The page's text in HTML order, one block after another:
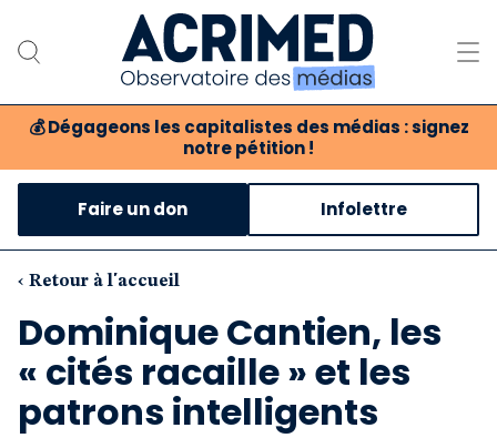
💰 Dégageons les capitalistes des médias : signez
notre pétition !
Notre association
Notre critique des médias
Nos propositions
Notre revue
Boutique
Faire un don Infolettre
‹ Retour à l'accueil
Dominique Cantien, les
« cités racaille » et les
patrons intelligents